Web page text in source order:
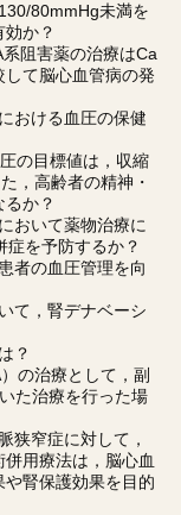
80mmHg未満を
か？
阻害薬の治療はCa
て脳心血管病の発
おける血圧の保健
の目標値は，収縮
，高齢者の精神・
か？
おいて薬物治療に
を予防するか？
者の血圧管理を向
て，腎デナベーシ
？
の治療として，副
た治療を行った場
窄症に対して，
用療法は，脳心血
腎保護効果を目的